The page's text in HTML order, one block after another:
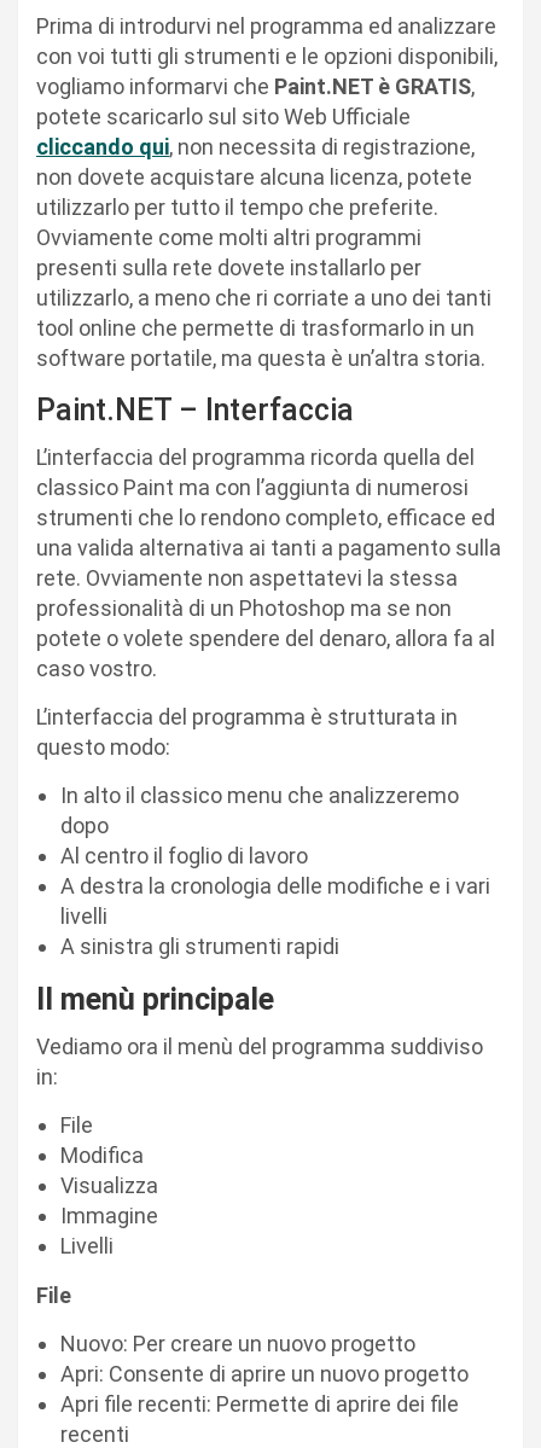
Prima di introdurvi nel programma ed analizzare
con voi tutti gli strumenti e le opzioni disponibili,
vogliamo informarvi che Paint.NET è GRATIS,
potete scaricarlo sul sito Web Ufficiale
cliccando qui, non necessita di registrazione,
non dovete acquistare alcuna licenza, potete
utilizzarlo per tutto il tempo che preferite.
Ovviamente come molti altri programmi
presenti sulla rete dovete installarlo per
utilizzarlo, a meno che ri corriate a uno dei tanti
tool online che permette di trasformarlo in un
software portatile, ma questa è un’altra storia.
Paint.NET – Interfaccia
L’interfaccia del programma ricorda quella del
classico Paint ma con l’aggiunta di numerosi
strumenti che lo rendono completo, efficace ed
una valida alternativa ai tanti a pagamento sulla
rete. Ovviamente non aspettatevi la stessa
professionalità di un Photoshop ma se non
potete o volete spendere del denaro, allora fa al
caso vostro.
L’interfaccia del programma è strutturata in
questo modo:
In alto il classico menu che analizzeremo
dopo
Al centro il foglio di lavoro
A destra la cronologia delle modifiche e i vari
livelli
A sinistra gli strumenti rapidi
Il menù principale
Vediamo ora il menù del programma suddiviso
in:
File
Modifica
Visualizza
Immagine
Livelli
File
Nuovo: Per creare un nuovo progetto
Apri: Consente di aprire un nuovo progetto
Apri file recenti: Permette di aprire dei file
recenti